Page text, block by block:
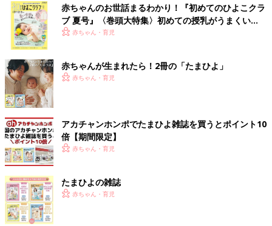
赤ちゃんのお世話まるわかり！『初めてのひよこクラ
ブ 夏号』〈巻頭大特集〉初めての授乳がうまくい
く！ おっぱい・ミルクの基本と夏のトラブル 解決テ
赤ちゃん・育児
赤ちゃんが生まれたら！2冊の「たまひよ」
赤ちゃん・育児
アカチャンホンポでたまひよ雑誌を買うとポイント10
倍【期間限定】
赤ちゃん・育児
たまひよの雑誌
赤ちゃん・育児